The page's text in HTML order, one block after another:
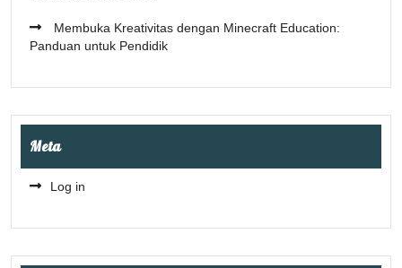
Membuka Kreativitas dengan Minecraft Education:
Panduan untuk Pendidik
Meta
Log in